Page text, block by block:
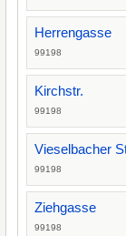
Herrengasse
99198
Kirchstr.
99198
Vieselbacher
99198
Ziehgasse
99198